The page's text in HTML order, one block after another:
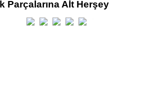
Parçalarına Aİt Herşey